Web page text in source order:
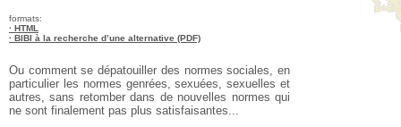
formats:
· HTML
· BIBI à la recherche d’une alternative (PDF)
Ou comment se dépatouiller des normes sociales, en
particulier les normes genrées, sexuées, sexuelles et
autres, sans retomber dans de nouvelles normes qui
ne sont finalement pas plus satisfaisantes...